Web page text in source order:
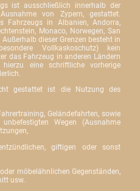
ist ausschließlich innerhalb der
von Zypern, gestattet.
Fahrzeugs in Albanien, Andorra,
Monaco, Norwegen, San
Außerhalb dieser Grenzen besteht in
Vollkaskoschutz) kein
das Fahrzeug in anderen Ländern
eine schriftliche vorherige
gestattet ist die Nutzung des
Geländefahrten, sowie
Wegen (Ausnahme
giftigen oder sonst
möbelähnlichen Gegenständen,
usw.